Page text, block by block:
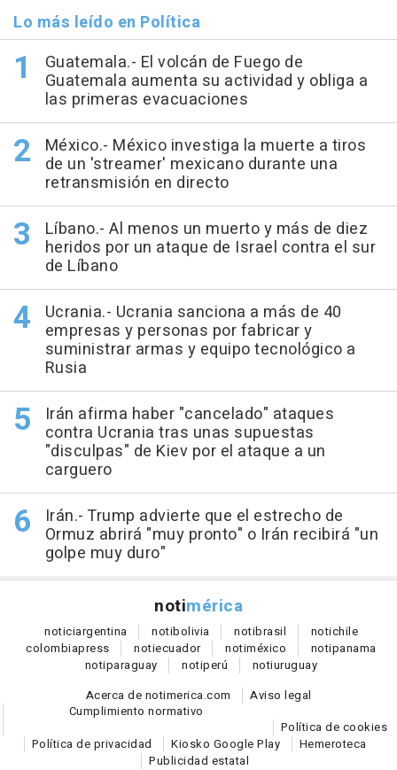
Lo más leído en Política
Guatemala.- El volcán de Fuego de
Guatemala aumenta su actividad y obliga a
las primeras evacuaciones
México.- México investiga la muerte a tiros
de un 'streamer' mexicano durante una
retransmisión en directo
Líbano.- Al menos un muerto y más de diez
heridos por un ataque de Israel contra el sur
de Líbano
Ucrania.- Ucrania sanciona a más de 40
empresas y personas por fabricar y
suministrar armas y equipo tecnológico a
Rusia
Irán afirma haber "cancelado" ataques
contra Ucrania tras unas supuestas
"disculpas" de Kiev por el ataque a un
carguero
Irán.- Trump advierte que el estrecho de
Ormuz abrirá "muy pronto" o Irán recibirá "un
golpe muy duro"
notimérica
noticiargentina notibolivia notibrasil notichile
colombiapress notiecuador notiméxico notipanama
notiparaguay notiperú notiuruguay
Acerca de notimerica.com
Aviso legal
Cumplimiento normativo
Política de cookies
Política de privacidad
Kiosko Google Play
Hemeroteca
Publicidad estatal